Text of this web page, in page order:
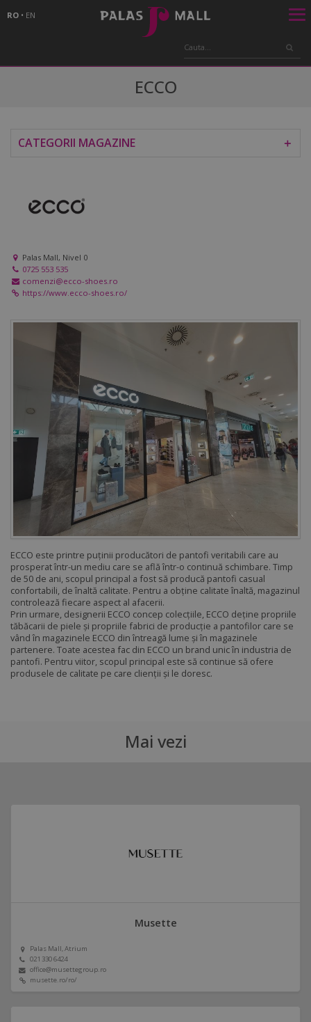
RO • EN
ECCO
CATEGORII MAGAZINE ＋
Palas Mall, Nivel 0
0725 553 535
comenzi@ecco-shoes.ro
https://www.ecco-shoes.ro/
ECCO este printre puținii producători de pantofi veritabili care au
prosperat într-un mediu care se află într-o continuă schimbare. Timp
de 50 de ani, scopul principal a fost să producă pantofi casual
confortabili, de înaltă calitate. Pentru a obține calitate înaltă, magazinul
controlează fiecare aspect al afacerii.
Prin urmare, designerii ECCO concep colecțiile, ECCO deține propriile
tăbăcarii de piele și propriile fabrici de producție a pantofilor care se
vând în magazinele ECCO din întreagă lume și în magazinele
partenere. Toate acestea fac din ECCO un brand unic în industria de
pantofi. Pentru viitor, scopul principal este să continue să ofere
produsele de calitate pe care clienții și le doresc.
Mai vezi
Musette
Palas Mall, Atrium
021 330 6424
office@musettegroup.ro
musette.ro/ro/